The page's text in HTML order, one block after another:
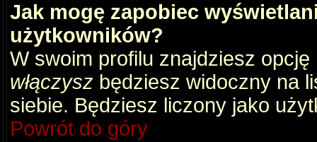
Jak mogę zapobiec
użytkowników?
W swoim profilu znajdziesz opcję
włączysz będziesz widoczny na
siebie. Będziesz liczony jako
Powrót do góry